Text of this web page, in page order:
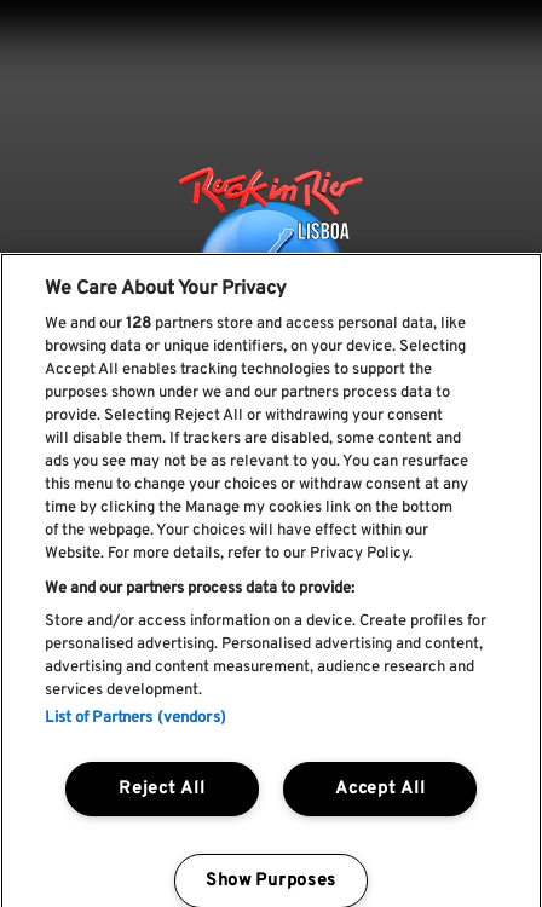
Subscreve a nossa newsletter
Li e aceito os Política de privacidade
Livro de Reclamações
Livro de Elogios
Política de cookies
Termos e condições
Faq's
REGULAMENTO DA CIDADE DO ROCK
We Care About Your Privacy
We and our128 partners store and access personal data, like
browsing data or unique identifiers, on your device. Selecting
Accept All enables tracking technologies to support the
purposes shown under we and our partners process data to
provide. Selecting Reject All or withdrawing your consent
will disable them. If trackers are disabled, some content and
ads you see may not be as relevant to you. You can resurface
this menu to change your choices or withdraw consent at any
time by clicking the Manage my cookies link on the bottom
of the webpage. Your choices will have effect within our
Website. For more details, refer to our Privacy Policy.
We and our partners process data to provide:
Store and/or access information on a device. Create profiles for
personalised advertising. Personalised advertising and content,
advertising and content measurement, audience research and
services development.
List of Partners (vendors)
Accept All
Reject All
Show Purposes